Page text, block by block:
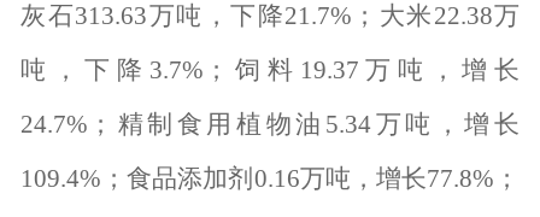
灰石313.63万吨，下降21.7% ；大米22.38万
吨，下降 3.7% ；饲料 19.37 万吨，增长
24.7% ；精制食用植物油 5.34万吨，增长
109.4% ；食品添加剂 0.16万吨，增长77.8% ；